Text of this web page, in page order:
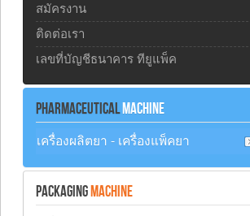
สมัครงาน
ติดต่อเรา
เลขที่บัญชีธนาคาร ทียูแพ็ค
PHARMACEUTICALMACHINE
เครื่องผลิตยา - เครื่องแพ็คยา
PACKAGING MACHINE